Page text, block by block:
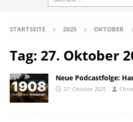
STARTSEITE 2025 OKTOBER
Tag: 27. Oktober
Neue Podcastfolge:
27. Oktober 2025